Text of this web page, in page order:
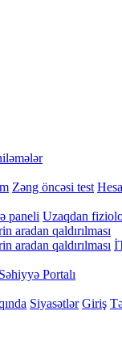
Zəng öncəsi test
paneli Uzaqdan
aradan qaldırılması
aradan qaldırılması
Portalı
Siyasətlər Giriş